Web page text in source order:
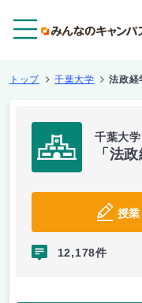
トップ 千葉大学 法政経
千葉大学
「法
授
12,178件